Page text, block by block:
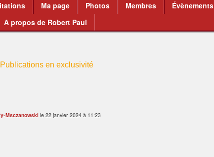
Ma page Photos Membres Évènements
A propos de Robert Paul
Publications en exclusivité
Msczanowski le 22 janvier 2024 à 11:23